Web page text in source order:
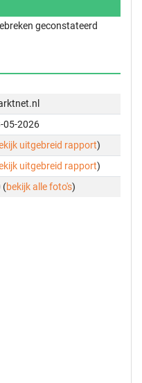
geconstateerd
05-2026
uitgebreid rapport)
uitgebreid rapport)
(bekijk alle foto's)